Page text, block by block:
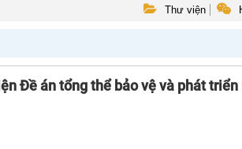
Thư viện
Đề án tổng thể bảo vệ và phát